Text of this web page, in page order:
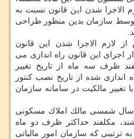
شدن این قانون نسبت به
سازمان بدین منظور طراحی
لازم الاجرا شدن این قانون
اجرای این قانون راه اندازی می
ظرف سه ماه از تاریخ تغییر
اندازی شده از تاریخ نصب كنتور
مالكیت در سامانه سازمان
سال شمسی مالك املاك مسكونی
مكلفند حداكثر ظرف دو ماه
ترتیبی كه سازمان امور مالیاتی